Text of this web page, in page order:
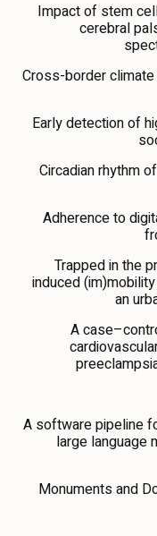
Impact of stem
cerebral
Cross-border
Early detection of
Circadian rhythm
Adherence to
Trapped in the
induced
an
A
A software pipeline
large language
Monuments and